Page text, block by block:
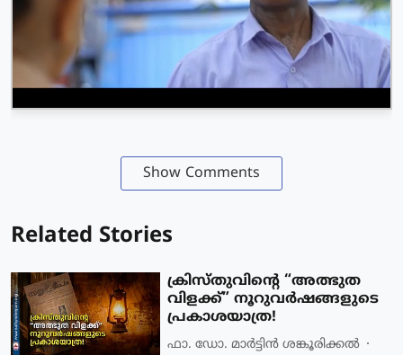
Show Comments
Related Stories
ക്രിസ്തുവിന്റെ “അത്ഭുത
വിളക്ക്” നൂറുവർഷങ്ങളുടെ
പ്രകാശയാത്ര!
ഫാ. ഡോ. മാര്‍ട്ടിന്‍ ശങ്കൂരിക്കല്‍